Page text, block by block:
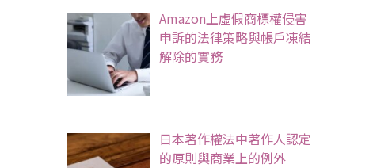
Amazon上虛假商標權侵害
申訴的法律策略與帳戶凍結
解除的實務
日本著作權法中著作人認定
的原則與商業上的例外